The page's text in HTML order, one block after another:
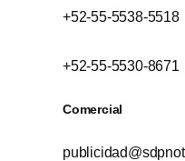
+52-55-5538-5518
+52-55-5530-8671
Comercial